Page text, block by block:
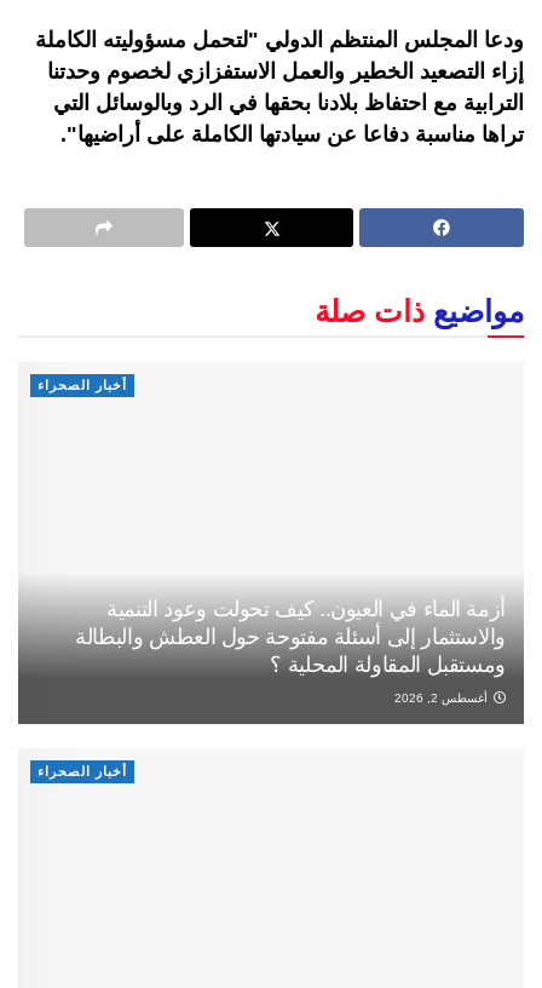
ودعا المجلس المنتظم الدولي "لتحمل مسؤوليته الكاملة
إزاء التصعيد الخطير والعمل الاستفزازي لخصوم وحدتنا
الترابية مع احتفاظ بلادنا بحقها في الرد وبالوسائل التي
تراها مناسبة دفاعا عن سيادتها الكاملة على أراضيها".
مواضيع ذات صلة
أخبار الصحراء
أزمة الماء في العيون.. كيف تحولت وعود التنمية
والاستثمار إلى أسئلة مفتوحة حول العطش والبطالة
ومستقبل المقاولة المحلية ؟
أغسطس 2, 2026
أخبار الصحراء